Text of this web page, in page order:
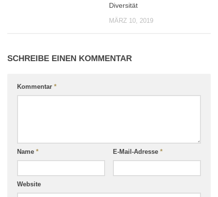
Diversität
MÄRZ 10, 2019
SCHREIBE EINEN KOMMENTAR
Kommentar *
Name * E-Mail-Adresse *
Website